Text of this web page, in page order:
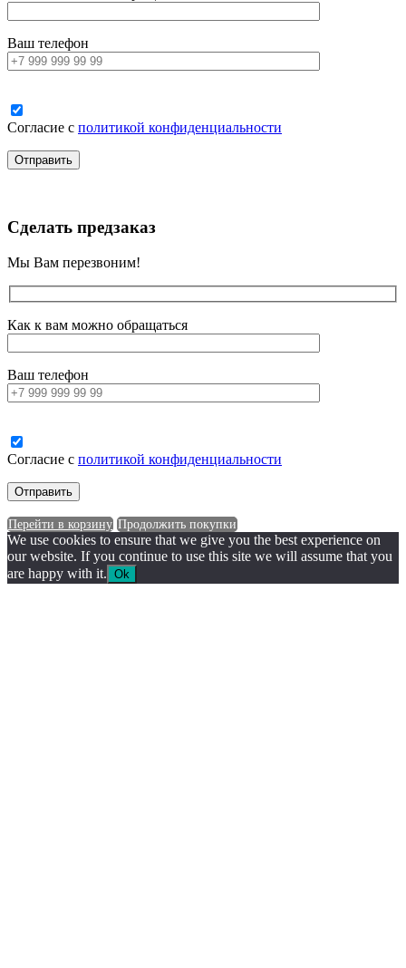
Ваш телефон
Согласие с политикой конфиденциальности
Сделать предзаказ
Мы Вам перезвоним!
Как к вам можно обращаться
Ваш телефон
Согласие с политикой конфиденциальности
Перейти в корзину Продолжить покупки
We use cookies to ensure that we give you the best experience on
our website. If you continue to use this site we will assume that you
are happy with it. Ok